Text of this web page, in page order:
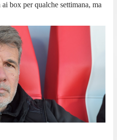
box per qualche settimana, ma